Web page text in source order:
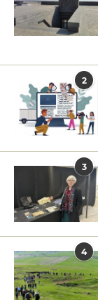
2
3
4